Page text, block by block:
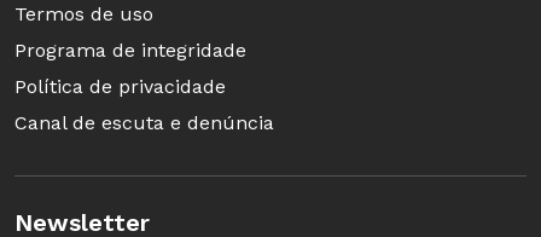
Termos de uso
Programa de integridade
Política de privacidade
Canal de escuta e denúncia
Newsletter